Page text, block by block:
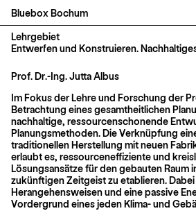
Bluebox Bochum
Lehrgebiet
Entwerfen und Konstruieren.
Prof. Dr.-Ing. Jutta Albus
Im Fokus der Lehre und Forschung der
Betrachtung eines gesamtheitlichen
nachhaltige, ressourcenschonende
Planungsmethoden. Die Verknüpfung
traditionellen Herstellung mit neuen
erlaubt es, ressourceneffiziente und
Lösungsansätze für den gebauten Raum
zukünftigen Zeitgeist zu etablieren.
Herangehensweisen und eine passive
Vordergrund eines jeden Klima- und